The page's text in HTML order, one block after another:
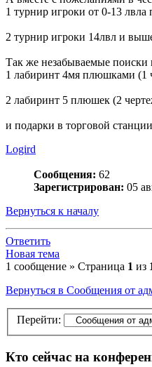
1 турнир игроки от 0-13
2 турнир игроки 14лвл и
Так же незабываемые поиски
1 лабиринт 4мя плюшками (1
2 лабиринт 5 плюшек (2
и подарки в торговой
Logird
Сообщения: 62
Зарегистрирован: 05
Вернуться к началу
Ответить
Новая тема
1 сообщение » Страница 1 из
Вернуться в Сообщения от
Перейти:
Кто сейчас на